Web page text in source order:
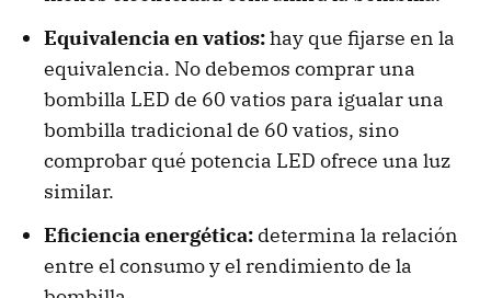
Equivalencia en vatios:hay que fijarse en la
equivalencia. No debemos comprar una
bombilla LED de 60 vatios para igualar una
bombilla tradicional de 60 vatios, sino
comprobar qué potencia LED ofrece una luz
similar.
Eficiencia energética: determina la relación
entre el consumo y el rendimiento de la